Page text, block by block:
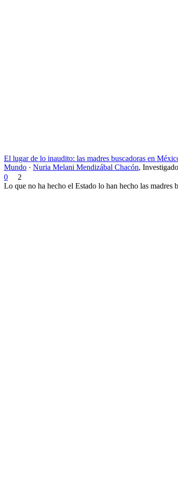
El lugar de lo inaudito: las madres buscadoras en
Mundo · Nuria Melani Mendizábal Chacón,
0
2
Lo que no ha hecho el Estado lo han hecho las madres